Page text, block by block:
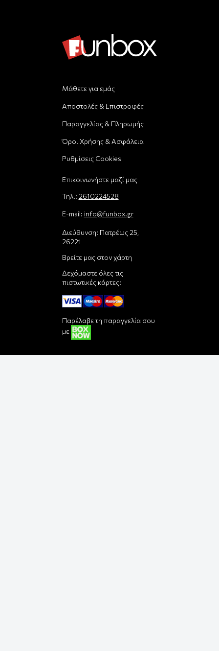
Μάθετε για εμάς
Αποστολές & Επιστροφές
Παραγγελίας & Πληρωμής
Όροι Χρήσης & Ασφάλεια
Ρυθμίσεις Cookies
Επικοινωνήστε μαζί μας
Τηλ.: 2610224528
E-mail: info@funbox.gr
Διεύθυνση: Πατρέως 25,
26221
Βρείτε μας στον χάρτη
Δεχόμαστε όλες τις
πιστωτικές κάρτες:
Παρέλαβε τη παραγγελία σου
με